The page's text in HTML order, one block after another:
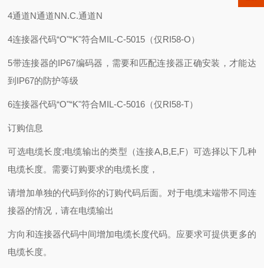
4通道N通道NN.C.通道N
4连接器代码“O"“K"符合MIL-C-5015（仅RI58-O）
5带连接器的IP67编码器，需要和匹配连接器正确安装，才能达
到IP67的防护等级
6连接器代码“O"“K"符合MIL-C-5016（仅RI58-T）
订购信息
可选电缆长度;电缆输出的类型（连接A,B,E,F）可选择以下几种
电缆长度。需要订购要求的电缆长度，
请增加单独的代码到你的订购代码后面。对于电缆末端带不同连
接器的情况，请在电缆输出
方向和连接器代码中间增加电缆长度代码。应要求可提供更多的
电缆长度。